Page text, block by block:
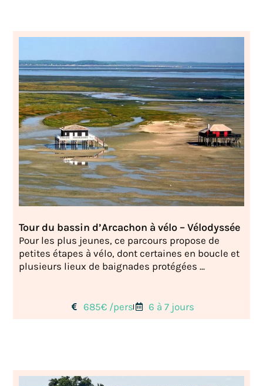
Tour du bassin d’Arcachon à vélo – Vélodyssée
Pour les plus jeunes, ce parcours propose de
petites étapes à vélo, dont certaines en boucle et
plusieurs lieux de baignades protégées ...
685€ /pers 6 à 7 jours